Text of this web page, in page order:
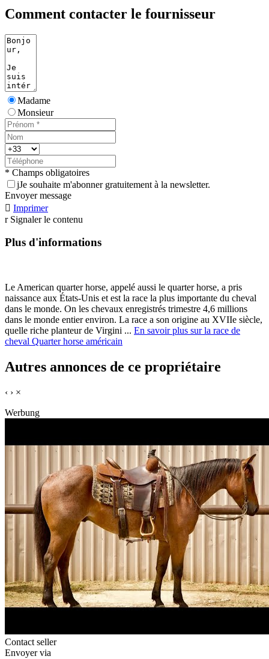
Comment contacter le fournisseur
Madame
Monsieur
* Champs obligatoires
jJe souhaite m'abonner gratuitement à la newsletter.
Envoyer message
 Imprimer
r Signaler le contenu
Plus d'informations
Le American quarter horse, appelé aussi le quarter horse, a pris
naissance aux États-Unis et est la race la plus importante du cheval
dans le monde. On les chevaux enregistrés trimestre 4,6 millions
dans le monde entier environ. La race a son origine au XVIIe siècle,
quelle riche planteur de Virgini ... En savoir plus sur la race de
cheval Quarter horse américain
Autres annonces de ce propriétaire
‹ › ×
Werbung
Contact seller
Envoyer via